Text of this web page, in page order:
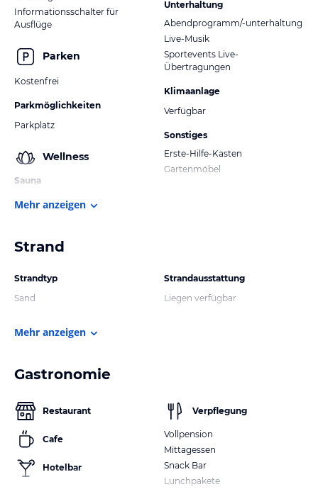
Informationsschalter für
Ausflüge
Parken
Kostenfrei
Parkmöglichkeiten
Parkplatz
Wellness
Sauna
Unterhaltung
Abendprogramm/-unterhaltung
Live-Musik
Sportevents Live-
Übertragungen
Klimaanlage
Verfügbar
Sonstiges
Erste-Hilfe-Kasten
Gartenmöbel
Mehr anzeigen
Strand
Strandtyp
Sand
Strandausstattung
Liegen verfügbar
Mehr anzeigen
Gastronomie
Restaurant
Cafe
Hotelbar
Verpflegung
Vollpension
Mittagessen
Snack Bar
Lunchpakete